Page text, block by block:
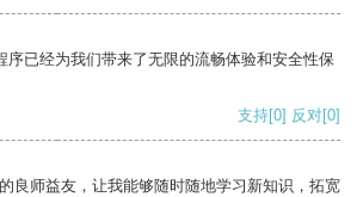
序已经为我们带来了无限的流畅体验和安全性保
支持[0] 反对[0]
良师益友，让我能够随时随地学习新知识，拓宽